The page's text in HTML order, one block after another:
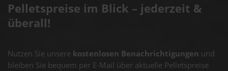
Pelletspreise im Blick – jederzeit &
überall!
Nutzen Sie unsere kostenlosen Benachrichtigungen und
bleiben Sie bequem per E-Mail über aktuelle Pelletspreise